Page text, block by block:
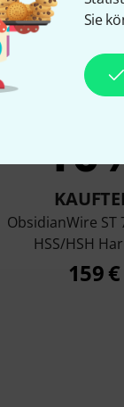
Sie
ObsidianWire ST
HSS/HSH
159 €